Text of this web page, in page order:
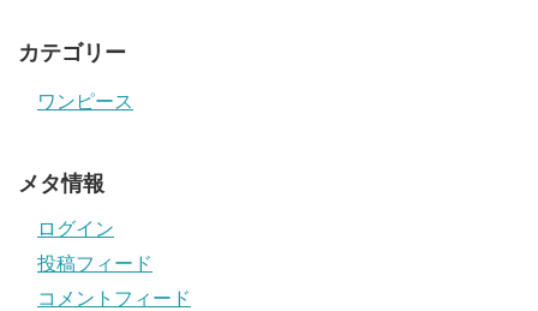
カテゴリー
ワンピース
メタ情報
ログイン
投稿フィード
コメントフィード